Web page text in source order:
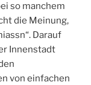
so manchem
die Meinung,
Darauf
Innenstadt
von einfachen